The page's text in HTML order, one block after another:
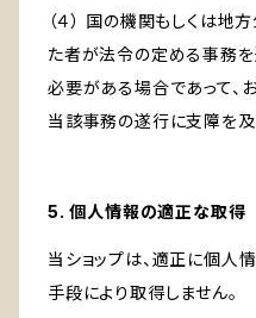
（４） 国の機関もしくは
た者が法令の定める事務
必要がある場合であって、
当該事務の遂行に支障を
5. 個人情報の適正な取得
当ショップは、適正に個人
手段により取得しません。